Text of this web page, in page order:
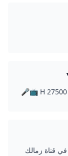
في قناة زمالك